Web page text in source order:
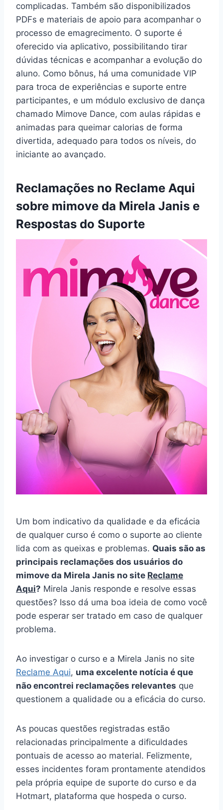
complicadas. Também são disponibilizados
PDFs e materiais de apoio para acompanhar o
processo de emagrecimento. O suporte é
oferecido via aplicativo, possibilitando tirar
dúvidas técnicas e acompanhar a evolução do
aluno. Como bônus, há uma comunidade VIP
para troca de experiências e suporte entre
participantes, e um módulo exclusivo de dança
chamado Mimove Dance, com aulas rápidas e
animadas para queimar calorias de forma
divertida, adequado para todos os níveis, do
iniciante ao avançado.
Reclamações no Reclame Aqui
sobre mimove da Mirela Janis e
Respostas do Suporte
Um bom indicativo da qualidade e da eficácia
de qualquer curso é como o suporte ao cliente
lida com as queixas e problemas. Quais são as
principais reclamações dos usuários do
mimove da Mirela Janis no site Reclame
Aqui? Mirela Janis responde e resolve essas
questões? Isso dá uma boa ideia de como você
pode esperar ser tratado em caso de qualquer
problema.
Ao investigar o curso e a Mirela Janis no site
Reclame Aqui, uma excelente notícia é que
não encontrei reclamações relevantes que
questionem a qualidade ou a eficácia do curso.
As poucas questões registradas estão
relacionadas principalmente a dificuldades
pontuais de acesso ao material. Felizmente,
esses incidentes foram prontamente atendidos
pela própria equipe de suporte do curso e da
Hotmart, plataforma que hospeda o curso.